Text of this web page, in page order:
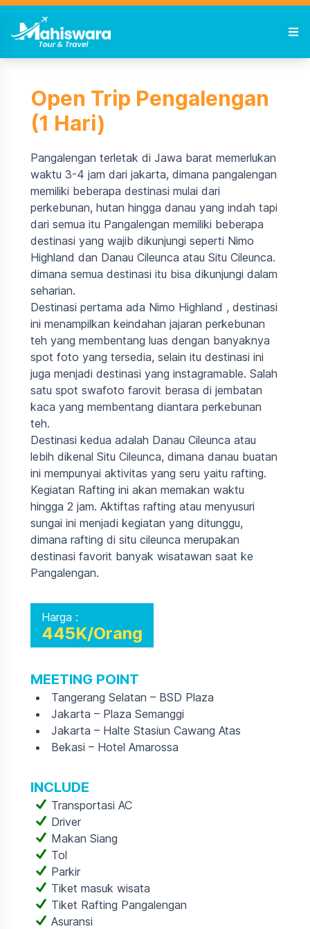
Open Trip Pengalengan
(1 Hari)
Pangalengan terletak di Jawa barat memerlukan
waktu 3-4 jam dari jakarta, dimana pangalengan
memiliki beberapa destinasi mulai dari
perkebunan, hutan hingga danau yang indah tapi
dari semua itu Pangalengan memiliki beberapa
destinasi yang wajib dikunjungi seperti Nimo
Highland dan Danau Cileunca atau Situ Cileunca.
dimana semua destinasi itu bisa dikunjungi dalam
seharian.
Destinasi pertama ada Nimo Highland , destinasi
ini menampilkan keindahan jajaran perkebunan
teh yang membentang luas dengan banyaknya
spot foto yang tersedia, selain itu destinasi ini
juga menjadi destinasi yang instagramable. Salah
satu spot swafoto farovit berasa di jembatan
kaca yang membentang diantara perkebunan
teh.
Destinasi kedua adalah Danau Cileunca atau
lebih dikenal Situ Cileunca, dimana danau buatan
ini mempunyai aktivitas yang seru yaitu rafting.
Kegiatan Rafting ini akan memakan waktu
hingga 2 jam. Aktiftas rafting atau menyusuri
sungai ini menjadi kegiatan yang ditunggu,
dimana rafting di situ cileunca merupakan
destinasi favorit banyak wisatawan saat ke
Pangalengan.
Harga :
445K/Orang
MEETING POINT
Tangerang Selatan – BSD Plaza
Jakarta – Plaza Semanggi
Jakarta – Halte Stasiun Cawang Atas
Bekasi – Hotel Amarossa
INCLUDE
Transportasi AC
Driver
Makan Siang
Tol
Parkir
Tiket masuk wisata
Tiket Rafting Pangalengan
Asuransi